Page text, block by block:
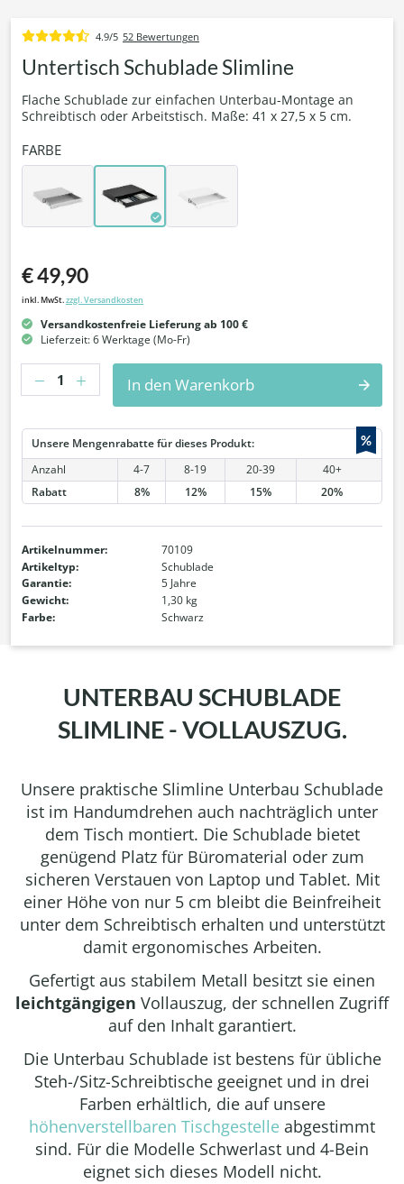
4.9/5 52 Bewertungen
Untertisch Schublade Slimline
Flache Schublade zur einfachen Unterbau-Montage an
Schreibtisch oder Arbeitstisch. Maße: 41 x 27,5 x 5 cm.
FARBE
€ 49,90
inkl. MwSt.zzgl. Versandkosten
Versandkostenfreie Lieferung ab 100 €
Lieferzeit: 6 Werktage (Mo-Fr)
Anzahl
In den Warenkorb
%
Unsere Mengenrabatte für dieses Produkt:
Anzahl
4-7 8-19 20-39
40+
Rabatt
8% 12% 15% 20%
Artikelnummer:
70109
Artikeltyp:
Schublade
Garantie:
5 Jahre
Gewicht:
1,30 kg
Farbe:
Schwarz
UNTERBAU SCHUBLADE
SLIMLINE - VOLLAUSZUG.
Unsere praktische Slimline Unterbau Schublade
ist im Handumdrehen auch nachträglich unter
dem Tisch montiert. Die Schublade bietet
genügend Platz für Büromaterial oder zum
sicheren Verstauen von Laptop und Tablet. Mit
einer Höhe von nur 5 cm bleibt die Beinfreiheit
unter dem Schreibtisch erhalten und unterstützt
damit ergonomisches Arbeiten.
Gefertigt aus stabilem Metall besitzt sie einen
leichtgängigen Vollauszug, der schnellen Zugriff
auf den Inhalt garantiert.
Die Unterbau Schublade ist bestens für übliche
Steh-/Sitz-Schreibtische geeignet und in drei
Farben erhältlich, die auf unsere
höhenverstellbaren Tischgestelle abgestimmt
sind. Für die Modelle Schwerlast und 4-Bein
eignet sich dieses Modell nicht.